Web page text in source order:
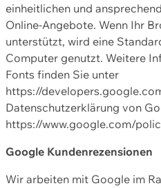
einheitlichen und
Online-Angebote. Wenn Ihr
unterstützt, wird eine
Computer genutzt. Weitere
Fonts finden Sie unter
https://
Datenschutzerklärung von
https://www.google.com/
Google Kundenrezensionen
Wir arbeiten mit Google im